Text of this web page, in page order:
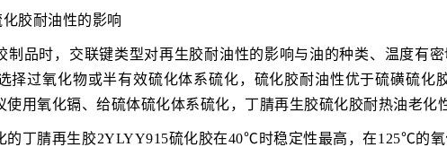
胶耐油性的影响
制品时，交联键类型对再生胶耐油性的影响与油的种类、温度有
择过氧化物或半有效硫化体系硫化，硫化胶耐油性优于硫磺硫化
用氧化镉、给硫体硫化体系硫化，丁腈再生胶硫化胶耐热油老化
的丁腈再生胶2YLYY915硫化胶在40℃时稳定性最高，在125℃的